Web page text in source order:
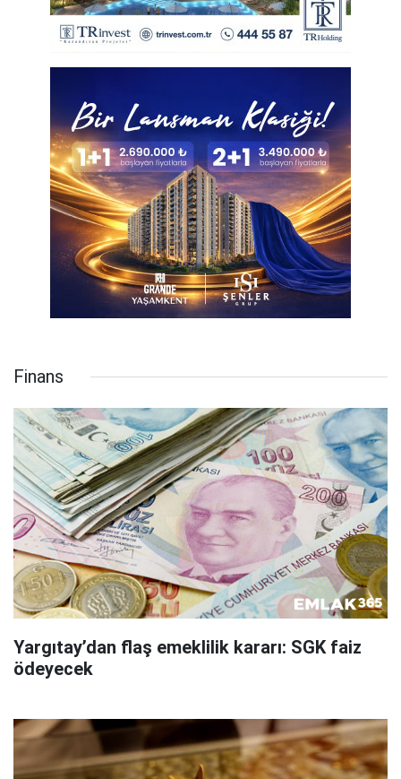
Finans
Yargıtay’dan flaş emeklilik kararı: SGK faiz
ödeyecek